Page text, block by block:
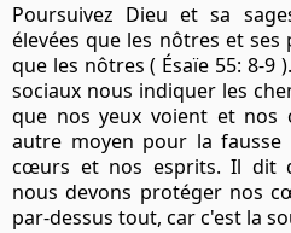
Poursuivez Dieu et sa
élevées que les nôtres et ses
que les nôtres ( Ésaïe 55: 8-9
sociaux nous indiquer les
que nos yeux voient et nos
autre moyen pour la fausse
cœurs et nos esprits. Il dit
nous devons protéger nos
par-dessus tout, car c'est la